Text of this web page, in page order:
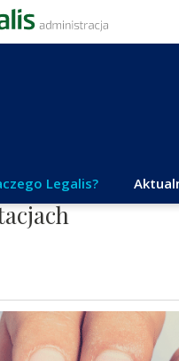
Legalis?